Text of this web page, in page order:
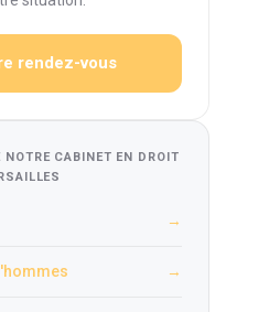
rendez-vous
NOTRE CABINET EN DROIT
→
→